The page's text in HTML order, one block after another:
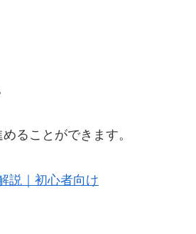
ることができます。
説｜初心者向け